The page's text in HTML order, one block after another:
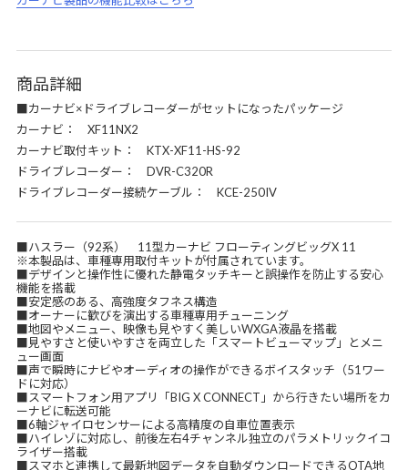
商品詳細
■カーナビ×ドライブレコーダーがセットになったパッケージ
カーナビ： XF11NX2
カーナビ取付キット： KTX-XF11-HS-92
ドライブレコーダー： DVR-C320R
ドライブレコーダー接続ケーブル： KCE-250IV
■ハスラー（92系） 11型カーナビ フローティングビッグX 11
※本製品は、車種専用取付キットが付属されています。
■デザインと操作性に優れた静電タッチキーと誤操作を防止する安心
機能を搭載
■安定感のある、高強度タフネス構造
■オーナーに歓びを演出する車種専用チューニング
■地図やメニュー、映像も見やすく美しいWXGA液晶を搭載
■見やすさと使いやすさを両立した「スマートビューマップ」とメニ
ュー画面
■声で瞬時にナビやオーディオの操作ができるボイスタッチ（51ワー
ドに対応）
■スマートフォン用アプリ「BIG X CONNECT」から行きたい場所をカ
ーナビに転送可能
■6軸ジャイロセンサーによる高精度の自車位置表示
■ハイレゾに対応し、前後左右4チャンネル独立のパラメトリックイコ
ライザー搭載
■スマホと連携して最新地図データを自動ダウンロードできるOTA地